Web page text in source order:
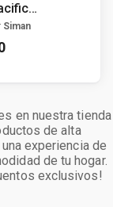
para niño
Siman
en nuestra tienda
de alta
experiencia de
de tu hogar.
exclusivos!